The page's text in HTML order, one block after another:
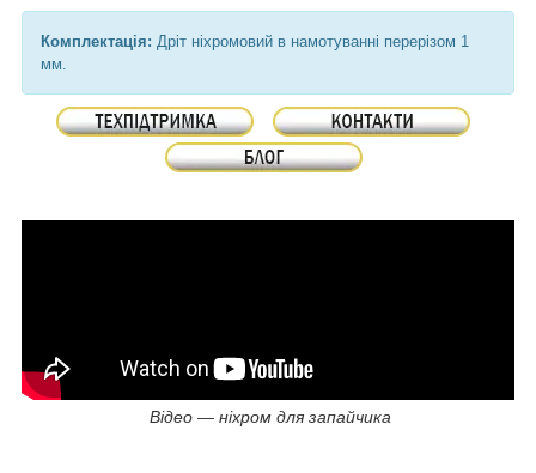
Комплектація: Дріт ніхромовий в намотуванні перерізом 1
мм.
Відео — ніхром для запайчика